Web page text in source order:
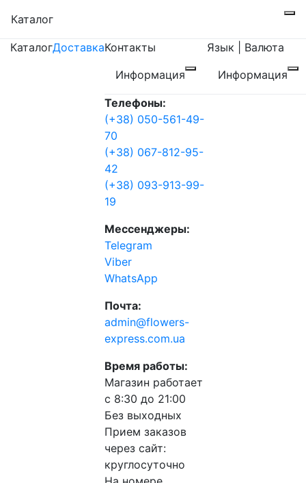
Каталог
КаталогДоставкаКонтакты
Информация
Телефоны:
(+38) 050-561-49-
70
(+38) 067-812-95-
42
(+38) 093-913-99-
19
Мессенджеры:
Telegram
Viber
WhatsApp
Почта:
admin@flowers-
express.com.ua
Время работы:
Магазин работает
с 8:30 до 21:00
Без выходных
Прием заказов
через сайт:
круглосуточно
Язык | Валюта
Информация